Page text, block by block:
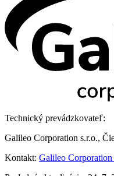
Technický prevádzkovateľ:
Galileo Corporation s.r.o.,
Kontakt: Galileo Corporation